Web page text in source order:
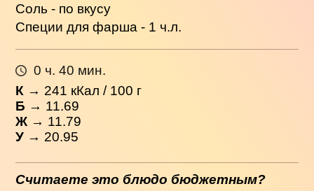
Соль - по вкусу
Специи для фарша - 1 ч.л.
0 ч. 40 мин.
К → 241 кКал / 100 г
Б → 11.69
Ж → 11.79
У → 20.95
Считаете это блюдо бюджетным?